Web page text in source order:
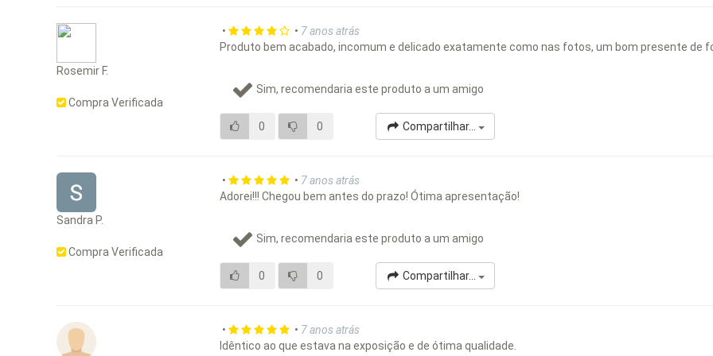
Rosemir F.
Compra Verificada
• • 7 anos atrás
Produto bem acabado, incomum e delicado exatamente como nas fotos, um bom presente de
Sim, recomendaria este produto a um amigo
0 0 Compartilhar...
Sandra P.
Compra Verificada
• • 7 anos atrás
Adorei!!! Chegou bem antes do prazo! Ótima apresentação!
Sim, recomendaria este produto a um amigo
0 0 Compartilhar...
• • 7 anos atrás
Idêntico ao que estava na exposição e de ótima qualidade.